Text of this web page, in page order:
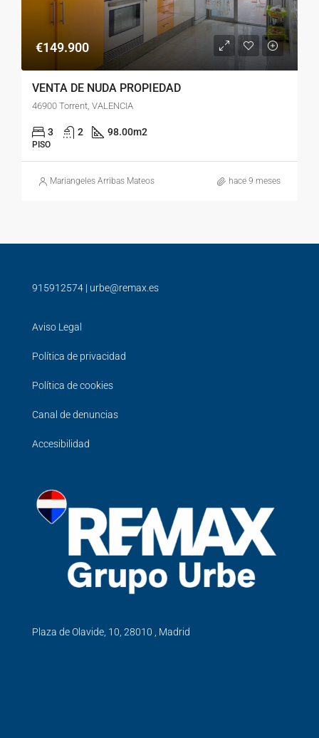
€149.900
VENTA DE NUDA PROPIEDAD
46900 Torrent, VALENCIA
3 2 98.00m2
PISO
Mariangeles Arribas Mateos hace 9 meses
915912574 | urbe@remax.es
Aviso Legal
Política de privacidad
Política de cookies
Canal de denuncias
Accesibilidad
Plaza de Olavide, 10, 28010 , Madrid